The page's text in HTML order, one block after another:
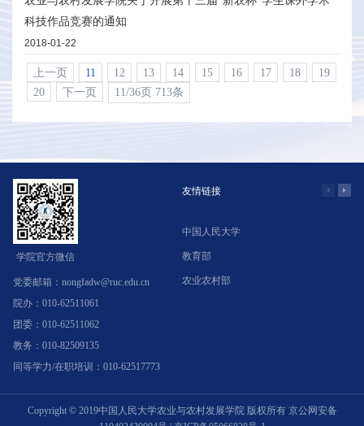
科技作品竞赛的通知
2018-01-22
上一页 11 12 13 14 15 16 17 18
19
20
下一页 11/36页 713条
学院官方微信
党委邮箱：nongfadw@ruc.edu.cn
院办：010-62511061
团委：010-62511062
教务：010-82509135
同等学力/在职培训：010-62517773
友情链接
中国人民大学
教育部
农业农村部
Copyright © 2019中国人民大学农业与农村发展学院 版权所有 京公网安备